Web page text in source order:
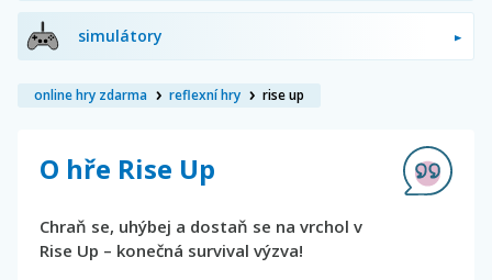
simulátory
online hry zdarma reflexní hry rise up
O hře Rise Up
Chraň se, uhýbej a dostaň se na vrchol v
Rise Up – konečná survival výzva!